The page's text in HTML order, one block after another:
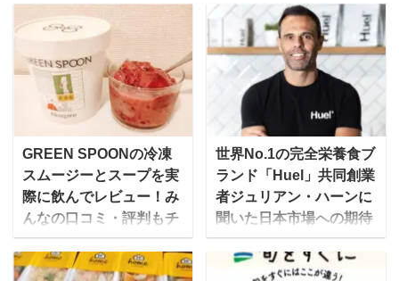
いわれ、注目され始めて
いるあまざけを現代のス
タイルで提供する
Amazake Lab.代表の山
本茜さんにお話を伺いま
した。 Amazake Lab.と
は？ mealee 本日は取材
に応じていただき、あり
がとうございます。最初
に自己紹介をお願いいた
Amazake Lab.代表の山
本茜です。現在共同創業
”結果にコミットする”プ
ライベートジムで有名な
RIZAP。実は、その食事
メソッドを詰め込んだ冷
凍弁当である、低糖質フ
ード「サポートミール」
も人気なのをご存じだろ
うか。 今回は、「サポー
トミール」の商品を開発
するRIZAPの栄養管理士
ついて伺いました。
RIZAP「サポートミー
GREEN SPOONの冷凍
スムージーとスープを実
際に飲んでレビュー！み
んなの口コミ・評判もチ
ェック！
GREEN SPOON（グリ
世界No.1の完全栄養食ブ
ランド「Huel」共同創業
者ジュリアン・ハーンに
聞いた日本市場への期待
に必要な栄養素を手軽に